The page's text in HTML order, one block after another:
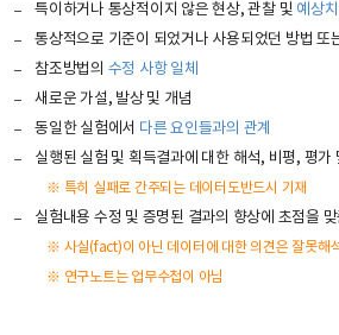
특이하거나 통상적이지 않은 현상, 관찰 및 예상
통상적으로 기준이 되었거나 사용되었던 방법 또
참조방법의 수정 사항 일체
새로운 가설, 발상 및 개념
동일한 실험에서 다른 요인들과의 관계
실행된 실험 및 획득결과에 대한 해석, 비평, 평가
※ 특히 실패로 간주되는 데이터도반드시 기재
실험내용 수정 및 증명된 결과의 향상에 초점을
※ 사실(fact)이 아닌 데이터에 대한 의견은 잘못해
※ 연구노트는 업무수첩이 아님